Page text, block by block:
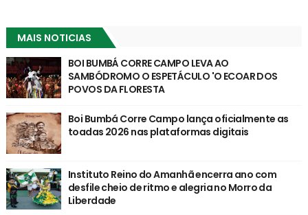
MAIS NOTICIAS
BOI BUMBÁ CORRE CAMPO LEVA AO
SAMBÓDROMO O ESPETÁCULO 'O ECOAR DOS
POVOS DA FLORESTA
Boi Bumbá Corre Campo lança oficialmente as
toadas 2026 nas plataformas digitais
Instituto Reino do Amanhã encerra ano com
desfile cheio de ritmo e alegria no Morro da
Liberdade